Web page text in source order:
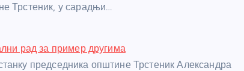
Трстеник, у сарадњи…
рад за пример другима
председника општине Трстеник Александра